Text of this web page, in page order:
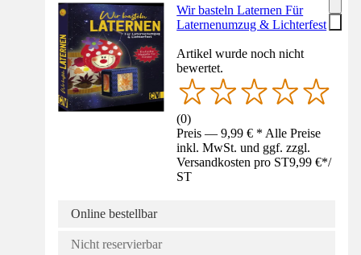
Wir basteln Laternen Für
Laternenumzug & Lichterfest
Artikel wurde noch nicht
bewertet.
(0)
Preis — 9,99 € * Alle Preise
inkl. MwSt. und ggf. zzgl.
Versandkosten pro ST9,99 €*/
ST
Online bestellbar
Nicht reservierbar